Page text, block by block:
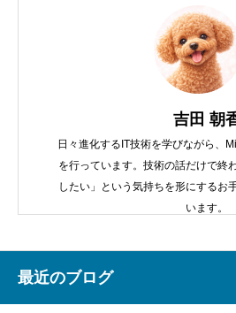
吉田 朝
日々進化するIT技術を学びながら、
を行っています。技術の話だけで終
したい」という気持ちを形にするお
います。
最近のブログ